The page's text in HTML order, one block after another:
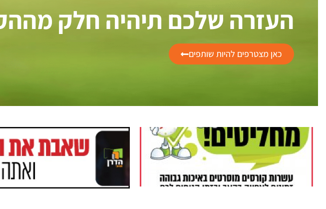
העזרה שלכם תיהיה חלק
כאן מצטרפים להיות שותפים